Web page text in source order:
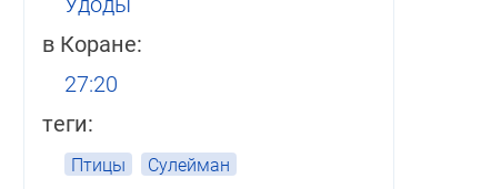
в Коране:
27:20
теги:
Птицы Сулейман